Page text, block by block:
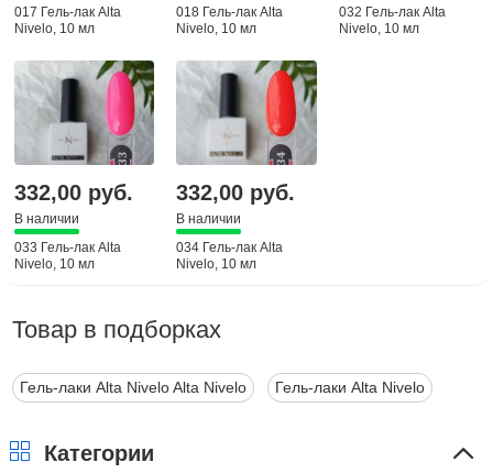
017 Гель-лак Alta
Nivelo, 10 мл
018 Гель-лак Alta
Nivelo, 10 мл
032 Гель-лак Alta
Nivelo, 10 мл
332,00 руб.
В наличии
033 Гель-лак Alta
Nivelo, 10 мл
332,00 руб.
В наличии
034 Гель-лак Alta
Nivelo, 10 мл
Товар в подборках
Гель-лаки Alta Nivelo Alta Nivelo Гель-лаки Alta Nivelo
Категории